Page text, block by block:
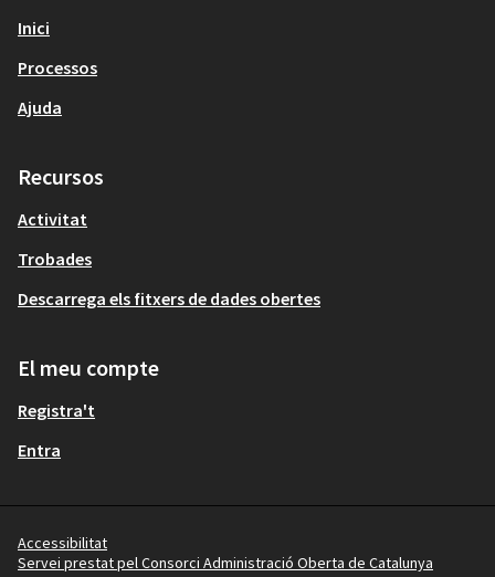
Inici
Processos
Ajuda
Recursos
Activitat
Trobades
Descarrega els fitxers de dades obertes
El meu compte
Registra't
Entra
Accessibilitat
Servei prestat pel Consorci Administració Oberta de Catalunya